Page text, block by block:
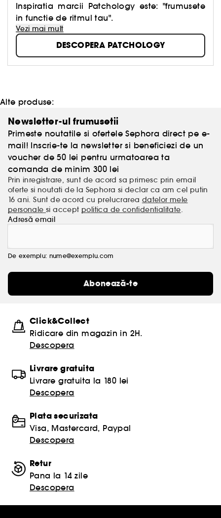
urma, echipa fondatoare a inceput sa dezvolte
texnologia plasturelui pentru domeniul medical.
Astazi, brandul continua sa extinda aceasta
expertiza pentru a crea produse ce lucreaza mai
rapid pe zonele vizate. Patchology creeaza produse
care iti respecta programul, fara a-ti incetini ritmul si
fara a-ti lua din timpul liber, avand nevoie de doar 5
Inspiratia marcii Patchology este: "frumusete
in functie de ritmul tau".
Vezi mai mult
DESCOPERA PATCHOLOGY
Alte produse:
Newsletter-ul frumusetii
Primeste noutatile si ofertele Sephora direct pe e-
mail! Inscrie-te la newsletter si beneficiezi de un
voucher de 50 lei pentru urmatoarea ta
comanda de minim 300 lei
Prin inregistrare, sunt de acord sa primesc prin email
oferte si noutati de la Sephora si declar ca am cel putin
16 ani. Sunt de acord cu prelucrarea datelor mele
personalesi accept politica de confidentialitate.
Adresă email
De exemplu: nume@exemplu.com
Abonează-te
Click&Collect
Ridicare din magazin in 2H.
Descopera
Livrare gratuita
Livrare gratuita la 180 lei
Descopera
Plata securizata
Visa, Mastercard, Paypal
Descopera
Retur
Pana la 14 zile
Descopera